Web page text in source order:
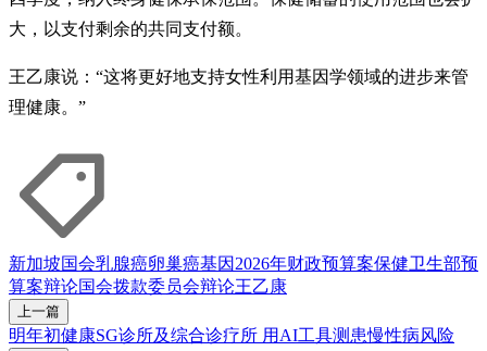
大，以支付剩余的共同支付额。
王乙康说：“这将更好地支持女性利用基因学领域的进步来管
理健康。”
新加坡国会乳腺癌卵巢癌基因2026年财政预算案保健卫生部预
算案辩论国会拨款委员会辩论王乙康
上一篇
明年初健康SG诊所及综合诊疗所 用AI工具测患慢性病风险